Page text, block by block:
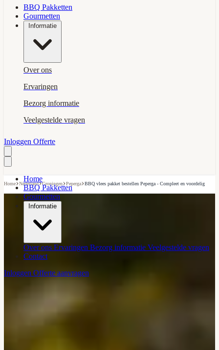
BBQ Pakketten
Gourmetten
Informatie
Over ons
Ervaringen
Bezorg informatie
Veelgestelde vragen
Inloggen Offerte
Home
BBQ Pakketten
Gourmetten
Informatie
Over ons Ervaringen Bezorg informatie Veelgestelde vragen
Contact
Inloggen Offerte aanvragen
Home›Nederland›Groningen›Peperga›BBQ vlees pakket bestellen Peperga - Compleet en voordelig